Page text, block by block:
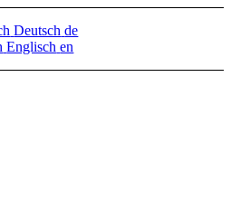
Deutsch de
Englisch en